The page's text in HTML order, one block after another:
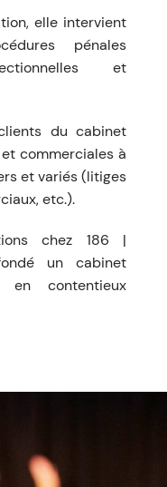
elle intervient
pénales
et
du cabinet
commerciales à
et variés (litiges
etc.).
chez 186 |
un cabinet
en contentieux